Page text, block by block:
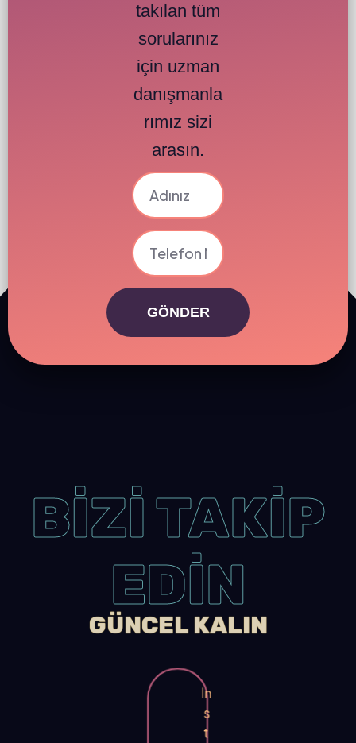
takılan tüm
sorularınız
için uzman
danışmanla
rımız sizi
arasın.
GÖNDER
BİZİ TAKİP
EDİN
GÜNCEL KALIN
In
s
t